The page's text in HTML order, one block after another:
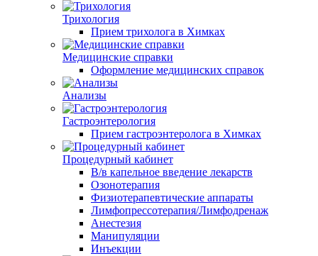
Трихология
Прием трихолога в Химках
Медицинские справки
Оформление медицинских справок
Анализы
Гастроэнтерология
Прием гастроэнтеролога в Химках
Процедурный кабинет
В/в капельное введение лекарств
Озонотерапия
Физиотерапевтические аппараты
Лимфопрессотерапия/Лимфодренаж
Анестезия
Манипуляции
Инъекции